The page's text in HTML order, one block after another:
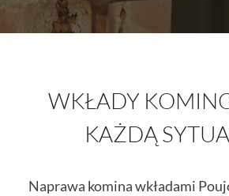
WKŁADY
KAŻDĄ
Naprawa komina wkładami